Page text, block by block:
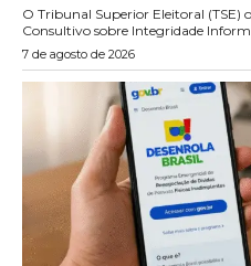
O Tribunal Superior Eleitoral (TSE)
Consultivo sobre Integridade
7 de agosto de 2026